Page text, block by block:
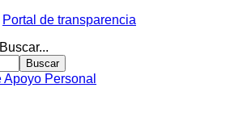
Portal de transparencia
Buscar...
Buscar